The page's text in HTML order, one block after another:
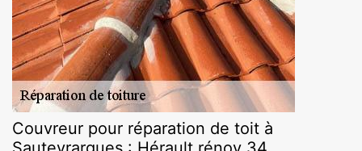
Couvreur pour réparation de toit à